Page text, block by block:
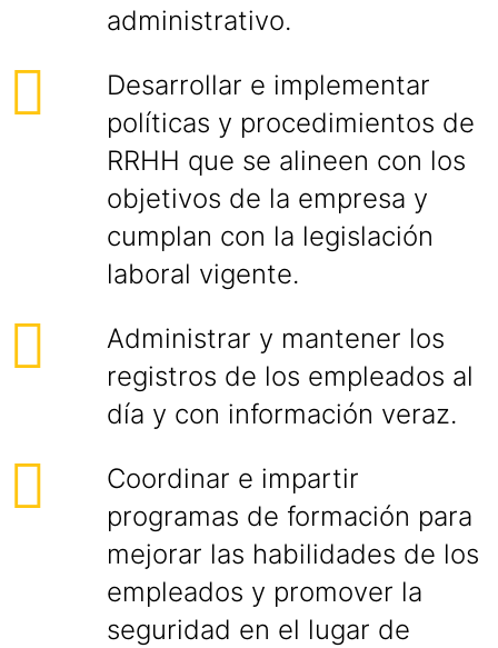
administrativo.
Desarrollar e implementar
políticas y procedimientos de
RRHH que se alineen con los
objetivos de la empresa y
cumplan con la legislación
laboral vigente.
Administrar y mantener los
registros de los empleados al
día y con información veraz.
Coordinar e impartir
programas de formación para
mejorar las habilidades de los
empleados y promover la
seguridad en el lugar de